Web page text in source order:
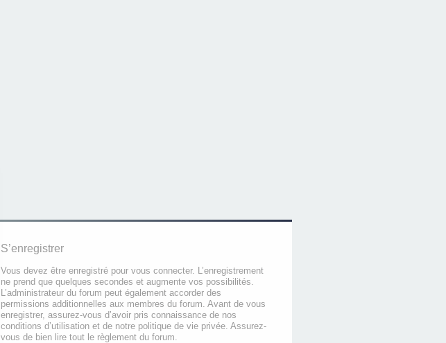
S’enregistrer
Vous devez être enregistré pour vous connecter. L’enregistrement
ne prend que quelques secondes et augmente vos possibilités.
L’administrateur du forum peut également accorder des
permissions additionnelles aux membres du forum. Avant de vous
enregistrer, assurez-vous d’avoir pris connaissance de nos
conditions d’utilisation et de notre politique de vie privée. Assurez-
vous de bien lire tout le règlement du forum.